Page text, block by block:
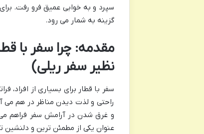
سپرد و به خوابی عمیق فرو رفت.
گزینه به شمار می رود.
مقدمه: چرا سفر با
نظیر سفر ریلی)
سفر با قطار برای بسیاری از
راحتی و لذت دیدن مناظر در هم می
و غرق شدن در آرامش سفر فراهم می
عنوان یکی از مطمئن ترین و